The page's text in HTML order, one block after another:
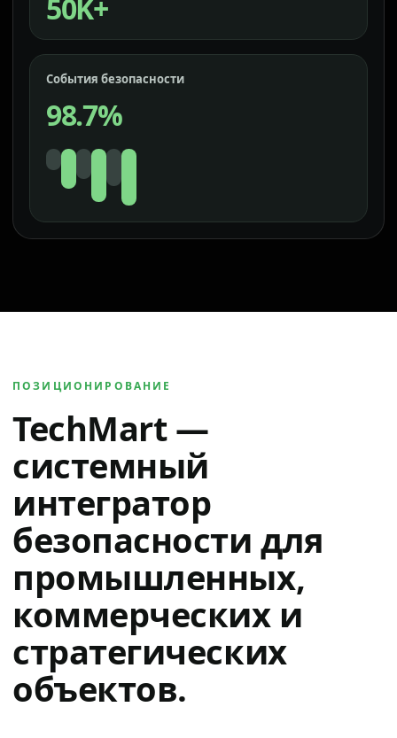
50K+
События безопасности
98.7%
ПОЗИЦИОНИРОВАНИЕ
TechMart —
системный
интегратор
безопасности для
промышленных,
коммерческих и
стратегических
объектов.